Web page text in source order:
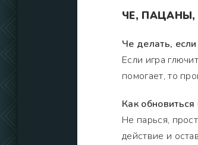
ЧЕ,
Че делать,
Если игра
помогает, то
Как обновиться
Не парься,
действие и